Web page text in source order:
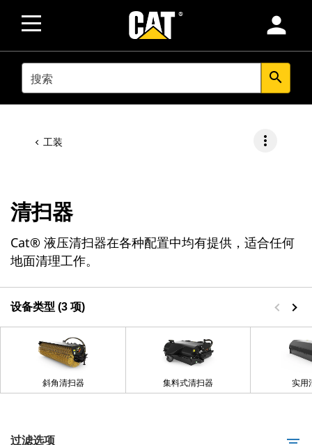
person
SEARCH search
工装 more_vert
清扫器
Cat® 液压清扫器在各种配置中均有提供，适合任何
地面清理工作。
设备类型 (3 项)
斜角清扫器 集料式清扫器 实用
过滤选项